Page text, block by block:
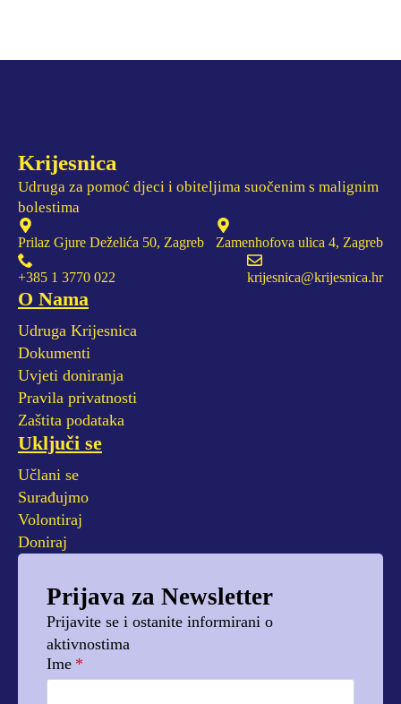
Krijesnica
Udruga za pomoć djeci i obiteljima suočenim s malignim
bolestima
Prilaz Gjure Deželića 50, Zagreb Zamenhofova ulica 4, Zagreb
+385 1 3770 022 krijesnica@krijesnica.hr
O Nama
Udruga Krijesnica
Dokumenti
Uvjeti doniranja
Pravila privatnosti
Zaštita podataka
Uključi se
Učlani se
Surađujmo
Volontiraj
Doniraj
Prijava za Newsletter
Prijavite se i ostanite informirani o
aktivnostima
Ime *